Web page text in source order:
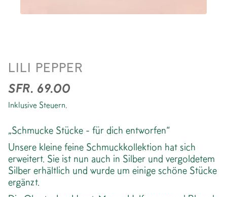
OHRSTECKER RHOMB
LILI PEPPER
SFR. 69.00
Inklusive Steuern.
„Schmucke Stücke - für dich entworfen“
Unsere kleine feine Schmuckkollektion hat sich
erweitert. Sie ist nun auch in Silber und vergoldetem
Silber erhältlich und wurde um einige schöne Stücke
ergänzt.